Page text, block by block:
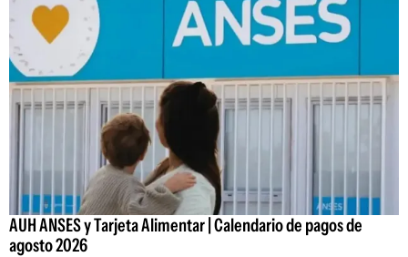
AUH ANSES y Tarjeta Alimentar | Calendario de pagos de
agosto 2026